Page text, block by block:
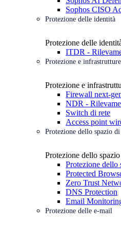
Sophos CISO
Protezione delle identità
Protezione delle
ITDR -
Protezione e
Protezione e
Firewall next-
NDR -
Switch di rete
Access point
Protezione dello spazio
Protezione dello
Protezione dello
Protected
Zero Trust
DNS Protection
Email
Protezione delle e-mail